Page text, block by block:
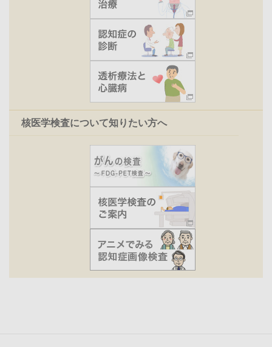
核医学検査について知りたい方へ